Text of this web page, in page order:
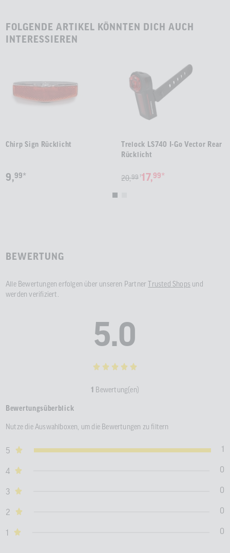
FOLGENDE ARTIKEL KÖNNTEN DICH AUCH
INTERESSIEREN
Chirp Sign Rücklicht
9,99*
Trelock LS740 I-Go Vector Rear
Rücklicht
20,99 117,99*
BEWERTUNG
Alle Bewertungen erfolgen über unseren PartnerTrusted Shops und
werden verifiziert.
5.0
1 Bewertung(en)
Bewertungsüberblick
Nutze die Auswahlboxen, um die Bewertungen zu filtern
5 1
4 0
3 0
2 0
1 0